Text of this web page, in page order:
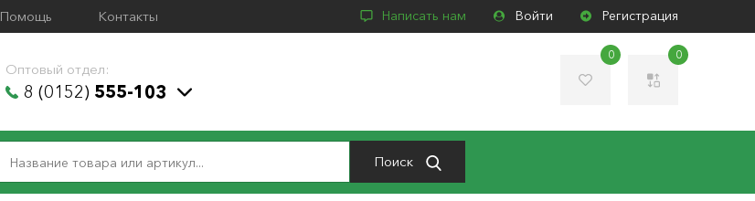
Помощь Контакты Написать нам Войти Регистрация
Оптовый отдел:
8 (0152) 555-103
0 0
Поиск